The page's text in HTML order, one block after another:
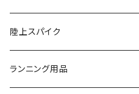
FOOTMAX（フットマックス）
SIDAS（シダス）
adidas
THE NORTH FACE
asics
YONEX
VIKING
YONEX
On
陸上スパイク
asics
ランニング用品